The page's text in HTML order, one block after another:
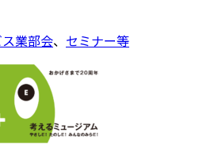
業部会、 セミナー等